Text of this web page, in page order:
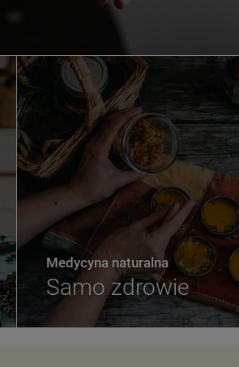
Medycyna naturalna
Samo zdrowie